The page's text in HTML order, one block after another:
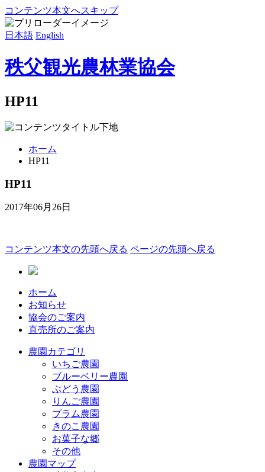
コンテンツ本文へスキップ
日本語 English
秩父観光農林業協会
HP11
ホーム
HP11
HP11
2017年06月26日
コンテンツ本文の先頭へ戻る ページの先頭へ戻る
ホーム
お知らせ
協会のご案内
直売所のご案内
農園カテゴリ
いちご農園
ブルーベリー農園
ぶどう農園
りんご農園
プラム農園
きのこ農園
お菓子な郷
その他
農園マップ